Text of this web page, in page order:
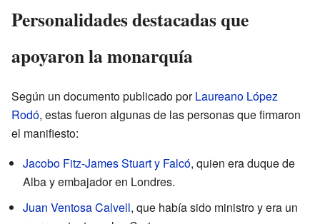
Personalidades destacadas que
apoyaron la monarquía
Según un documento publicado porLaureano López
Rodó, estas fueron algunas de las personas que firmaron
el manifiesto:
Jacobo Fitz-James Stuart y Falcó, quien era duque de
Alba y embajador en Londres.
Juan Ventosa Calvell, que había sido ministro y era un